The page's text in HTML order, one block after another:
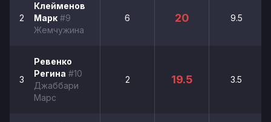
2
Клейменов
Марк #9
Жемчужина
6 20 9.5
3
Ревенко
Регина #10
Джаббари
Марс
2 19.5 3.5